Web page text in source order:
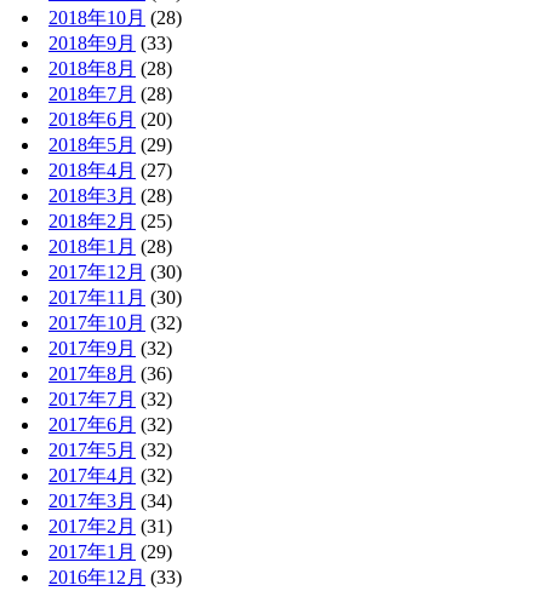
2018年10月 (28)
2018年9月 (33)
2018年8月 (28)
2018年7月 (28)
2018年6月 (20)
2018年5月 (29)
2018年4月 (27)
2018年3月 (28)
2018年2月 (25)
2018年1月 (28)
2017年12月 (30)
2017年11月 (30)
2017年10月 (32)
2017年9月 (32)
2017年8月 (36)
2017年7月 (32)
2017年6月 (32)
2017年5月 (32)
2017年4月 (32)
2017年3月 (34)
2017年2月 (31)
2017年1月 (29)
2016年12月 (33)